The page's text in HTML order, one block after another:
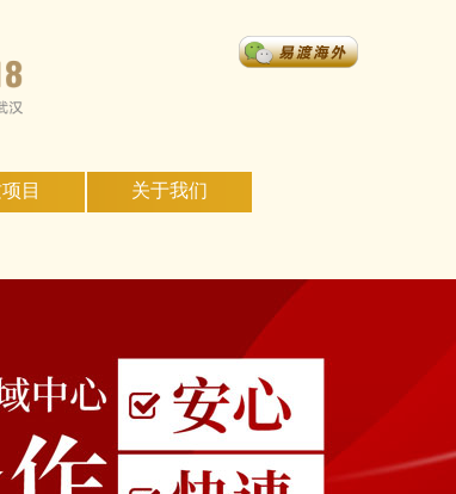
目 关于我们